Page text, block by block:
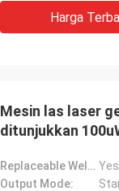
Harga
Mesin las laser
ditunjukkan
Replaceable Welding Nozzle: Yes
Output Mode: